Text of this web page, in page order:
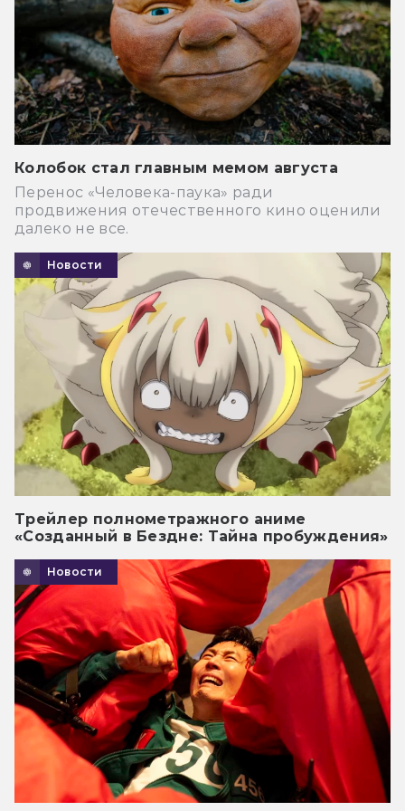
Колобок стал главным мемом августа
Перенос «Человека-паука» ради
продвижения отечественного кино оценили
далеко не все.
Новости
Трейлер полнометражного аниме
«Созданный в Бездне: Тайна пробуждения»
Новости